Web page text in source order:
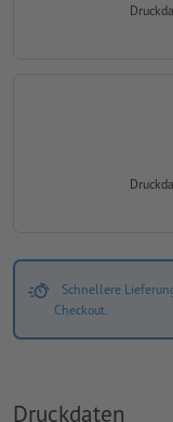
Schnellere
Checkout.
Druckdaten